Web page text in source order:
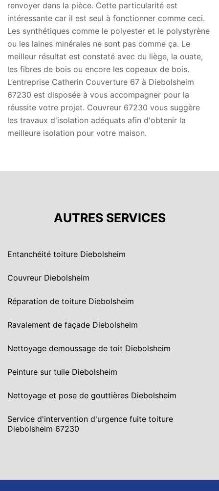
renvoyer dans la pièce. Cette particularité est
intéressante car il est seul à fonctionner comme ceci.
Les synthétiques comme le polyester et le polystyrène
ou les laines minérales ne sont pas comme ça. Le
meilleur résultat est constaté avec du liège, la ouate,
les fibres de bois ou encore les copeaux de bois.
L’entreprise Catherin Couverture 67 à Diebolsheim
67230 est disposée à vous accompagner pour la
réussite votre projet. Couvreur 67230 vous suggère
les travaux d'isolation adéquats afin d'obtenir la
meilleure isolation pour votre maison.
AUTRES SERVICES
Entanchéité toiture Diebolsheim
Couvreur Diebolsheim
Réparation de toiture Diebolsheim
Ravalement de façade Diebolsheim
Nettoyage demoussage de toit Diebolsheim
Peinture sur tuile Diebolsheim
Nettoyage et pose de gouttières Diebolsheim
Service d'intervention d'urgence fuite toiture
Diebolsheim 67230